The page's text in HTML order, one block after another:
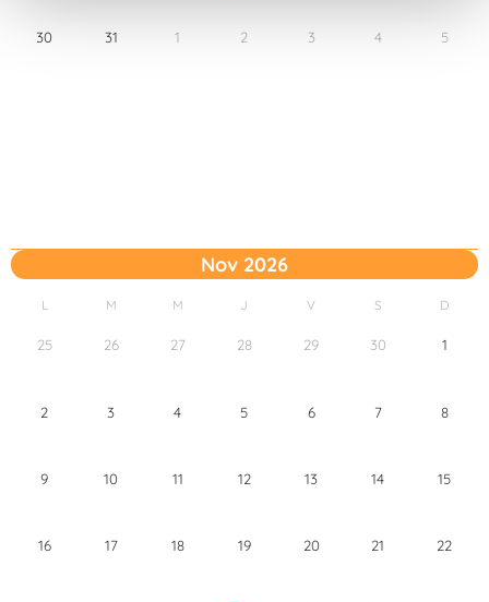
30 31 1 2 3 4 5
Nov 2026
L M M J V S D
25 26 27 28 29 30 1
2 3 4 5 6 7 8
9 10 11 12 13 14 15
16 17 18 19 20 21 22